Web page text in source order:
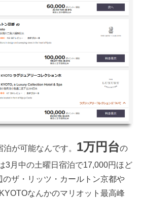
が可能なんです。 1万円台の
3月中の土曜日宿泊で17,000円ほど
ザ・リッツ・カールトン京都や
なんかのマリオット最高峰